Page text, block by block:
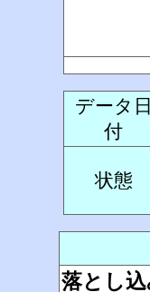
データ日
付
状態
落とし